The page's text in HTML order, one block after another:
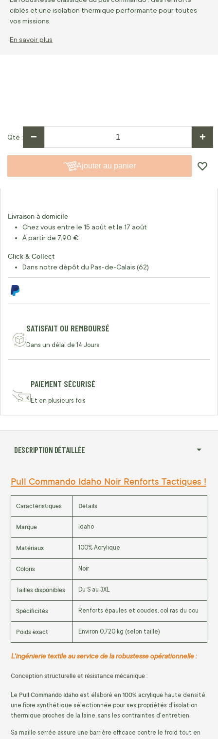
ciblés et une isolation thermique performante pour toutes
vos missions.
En savoir plus
Qté − +
Ajouter au panier
Livraison à domicile
Chez vous entre le 15 août et le 17 août
À partir de 7,90 €
Click & Collect
Dans notre dépôt du Pas-de-Calais (62)
SATISFAIT OU REMBOURSÉ
Dans un délai de 14 Jours
PAIEMENT SÉCURISÉ
Et en plusieurs fois
DESCRIPTION DÉTAILLÉE
Pull Commando Idaho Noir Renforts Tactiques !
Caractéristiques Détails
Marque Idaho
Matériaux 100% Acrylique
Coloris Noir
Tailles disponibles Du S au 3XL
Spécificités Renforts épaules et coudes, col ras du cou
Poids exact Environ 0,720 kg (selon taille)
L'ingénierie textile au service de la robustesse opérationnelle :
Conception structurelle et résistance mécanique :
Le Pull Commando Idaho est élaboré en 100% acrylique haute densité,
une fibre synthétique sélectionnée pour ses propriétés d'isolation
thermique proches de la laine, sans les contraintes d'entretien.
Sa maille serrée assure une barrière efficace contre le froid tout en